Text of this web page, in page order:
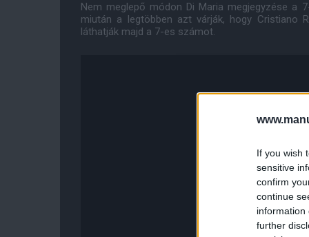
If you wish
sensitive
confirm
continue
information
further
Nem meglepő módon Di Maria megjegyzése
miután a legtöbben azt várják, hogy Cristiano
láthatják majd a 7-es számot.